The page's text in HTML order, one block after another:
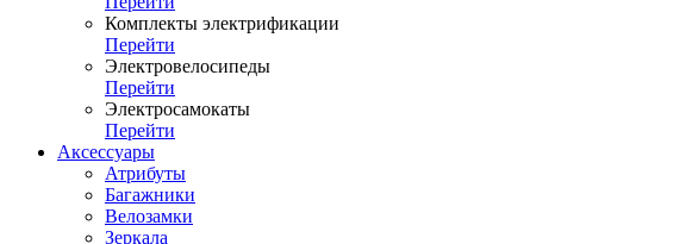
Комплекты электрификации
Перейти
Электровелосипеды
Перейти
Электросамокаты
Перейти
Аксессуары
Атрибуты
Багажники
Велозамки
Зеркала